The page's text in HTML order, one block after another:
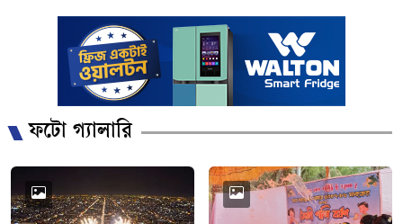
ফটো গ্যালারি